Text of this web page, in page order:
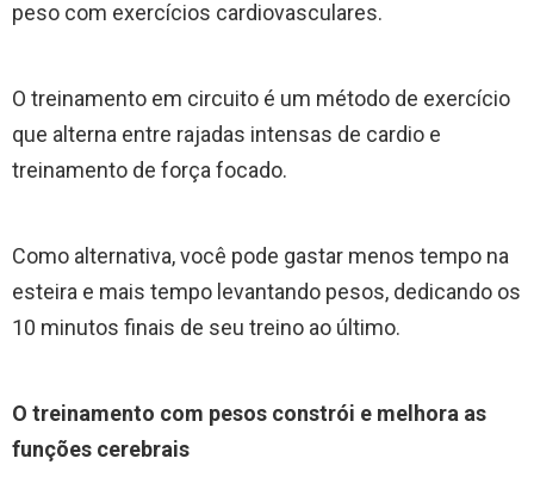
peso com exercícios cardiovasculares.
O treinamento em circuito é um método de exercício
que alterna entre rajadas intensas de cardio e
treinamento de força focado.
Como alternativa, você pode gastar menos tempo na
esteira e mais tempo levantando pesos, dedicando os
10 minutos finais de seu treino ao último.
O treinamento com pesos constrói e melhora as
funções cerebrais